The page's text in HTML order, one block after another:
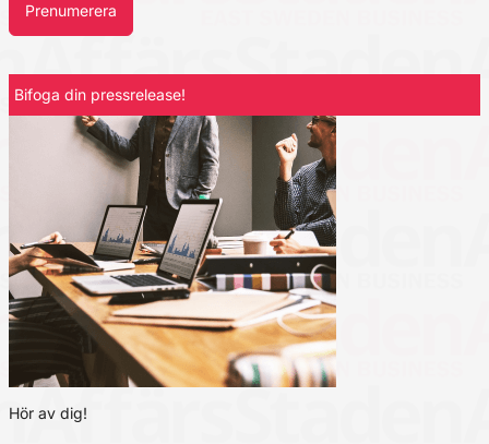
Prenumerera
Bifoga din pressrelease!
Hör av dig!